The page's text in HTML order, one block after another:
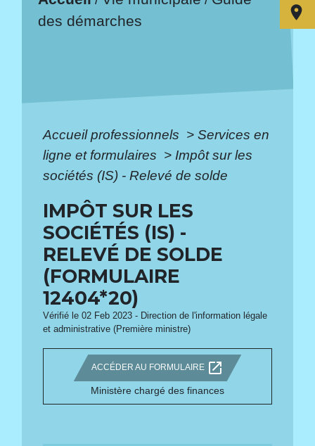
des démarches
Accueil professionnels > Services en
ligne et formulaires > Impôt sur les
sociétés (IS) - Relevé de solde
IMPÔT SUR LES
SOCIÉTÉS (IS) -
RELEVÉ DE SOLDE
(FORMULAIRE
12404*20)
Vérifié le 02 Feb 2023 - Direction de l'information légale
et administrative (Première ministre)
ACCÉDER AU FORMULAIRE open_in_new
Ministère chargé des finances
room